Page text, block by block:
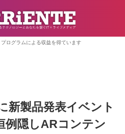
ログラムによる収益を得ています
新製品発表イベント
例隠しARコンテン